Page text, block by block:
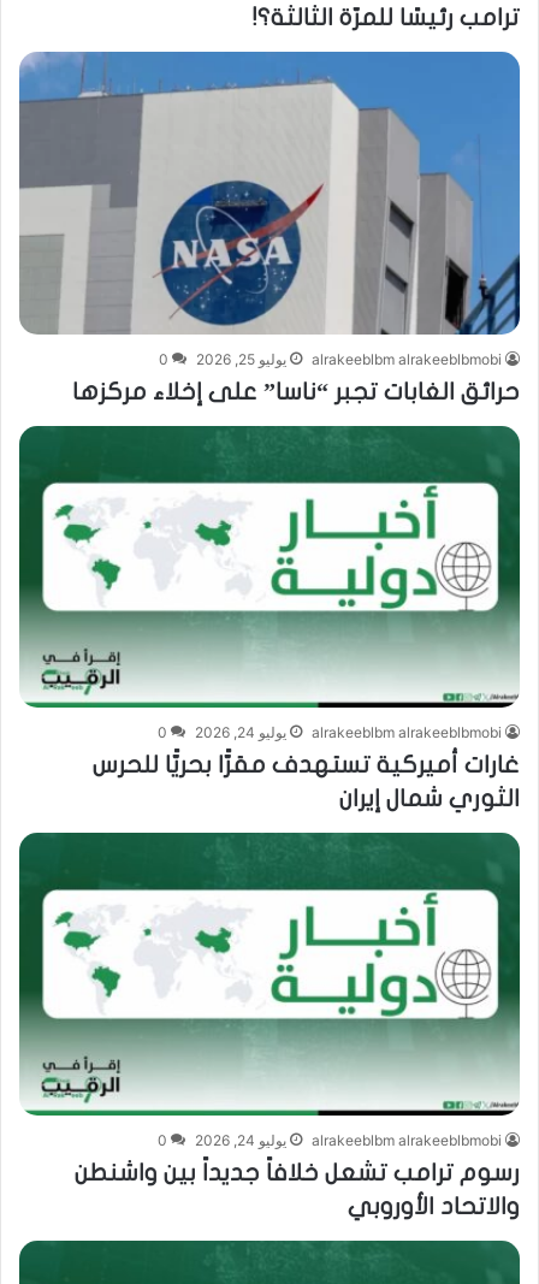
ترامب رئيسًا للمرّة الثالثة؟!
alrakeeblbm alrakeeblbmobi يوليو 25, 2026 0
حرائق الغابات تجبر “ناسا” على إخلاء مركزها
alrakeeblbm alrakeeblbmobi يوليو 24, 2026 0
غارات أميركية تستهدف مقرًّا بحريًّا للحرس
الثوري شمال إيران
alrakeeblbm alrakeeblbmobi يوليو 24, 2026 0
رسوم ترامب تشعل خلافاً جديداً بين واشنطن
والاتحاد الأوروبي